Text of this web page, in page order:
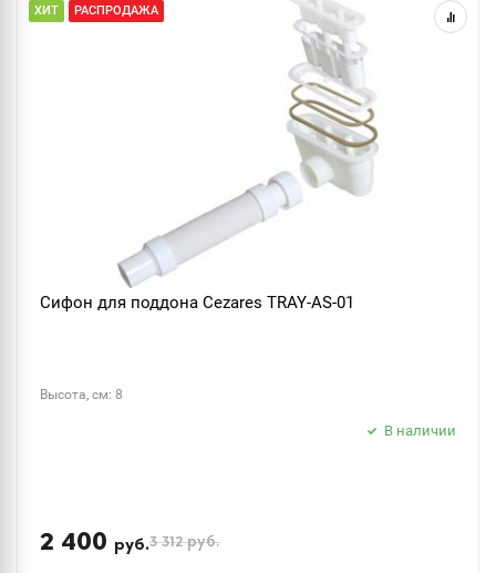
ХИТ РАСПРОДАЖА
Сифон для поддона Cezares TRAY-AS-01
Высота, см: 8
В наличии
2 400 руб.3 312руб.